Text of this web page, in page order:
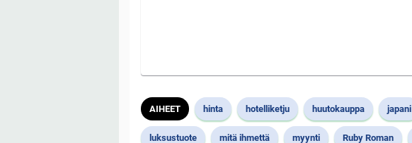
AIHEET hinta hotelliketju huutokauppa japani
luksustuote mitä ihmettä myynti Ruby Roman